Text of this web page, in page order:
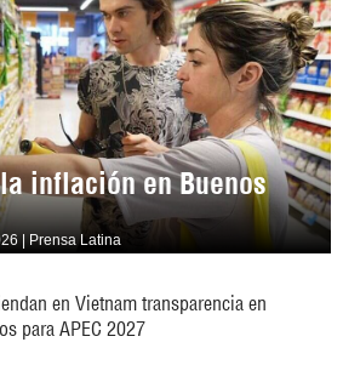
inflación en Buenos
| Prensa Latina
en Vietnam transparencia en
para APEC 2027